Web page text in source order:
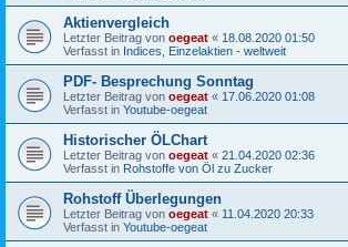
Aktienvergleich
Letzter Beitrag von oegeat « 18.08.2020 01:50
Verfasst in Indices, Einzelaktien - weltweit
PDF- Besprechung Sonntag
Letzter Beitrag von oegeat « 17.06.2020 01:08
Verfasst in Youtube-oegeat
Historischer ÖLChart
Letzter Beitrag von oegeat « 21.04.2020 02:36
Verfasst in Rohstoffe von Öl zu Zucker
Rohstoff Überlegungen
Letzter Beitrag von oegeat « 11.04.2020 20:33
Verfasst in Youtube-oegeat